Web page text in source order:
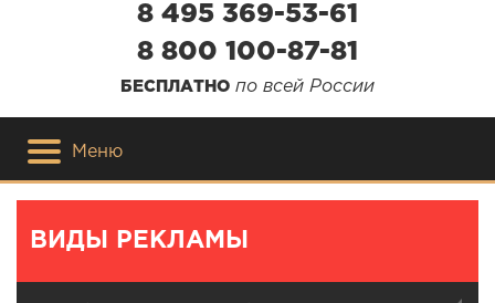
8 495 369-53-61
8 800 100-87-81
БЕСПЛАТНО по всей России
Меню
ВИДЫ РЕКЛАМЫ